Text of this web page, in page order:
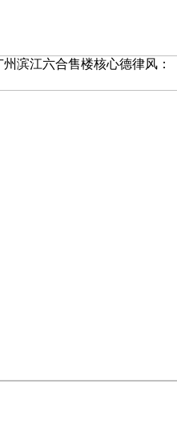
滨江六合售楼核心德律风：